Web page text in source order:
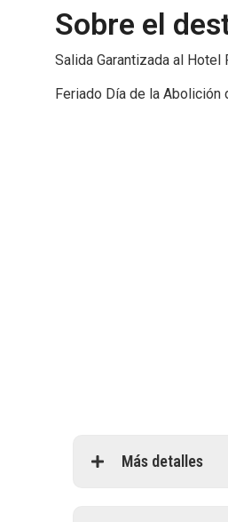
Sobre el
Salida Garantizada al
Feriado Día de la Abolición
Más detalles